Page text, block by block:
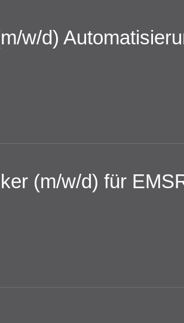
w/d)
(m/w/d) für